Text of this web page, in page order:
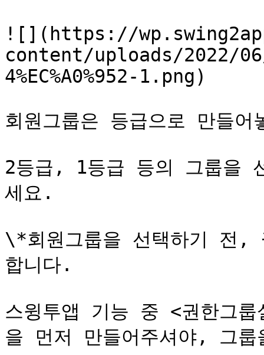
![](https://
content/uploads/2022/06/
4%EC%A0%952-1.png)
회원그룹은 등급으로 만들
2등급, 1등급 등의 그룹을
세요.
\*회원그룹을 선택하기 전,
합니다.
스윙투앱 기능 중 <권한그
을 먼저 만들어주셔야, 그